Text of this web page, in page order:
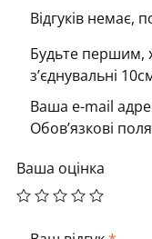
Відгуків немає,
Будьте першим,
з’єднувальні
Ваша e-mail
Обов’язкові
Ваша оцінка